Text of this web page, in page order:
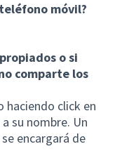
móvil?
o si
comparte los
haciendo click en
su nombre. Un
encargará de